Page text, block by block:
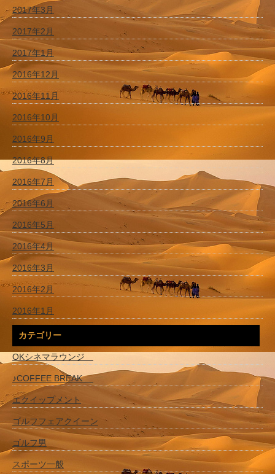
2017年3月
2017年2月
2017年1月
2016年12月
2016年11月
2016年10月
2016年9月
2016年8月
2016年7月
2016年6月
2016年5月
2016年4月
2016年3月
2016年2月
2016年1月
カテゴリー
OKシネマラウンジ
♪COFFEE BREAK
エクイップメント
ゴルフフェアクイーン
ゴルフ男
スポーツ一般